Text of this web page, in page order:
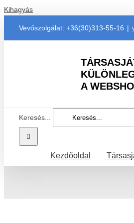
Kihagyás
Vevőszolgálat: +36(30)313-55-16 |
A
Keresés...
Kezdőoldal